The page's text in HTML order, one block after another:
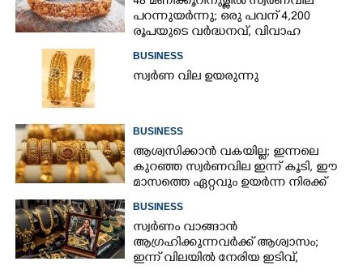
പറന്നുയർന്നു; ഒരു പവന് 4,200
രൂപയുടെ വർദ്ധനവ്, വിവാഹ
BUSINESS
സ്വർണ വില ഉയരുന്നു
BUSINESS
ആശ്വസിക്കാൻ വകയില്ല; ഇന്നലെ
കുറഞ്ഞ സ്വർണവില ഇന്ന് കൂടി, ഈ
മാസത്തെ ഏറ്റവും ഉയർന്ന നിരക്ക്
BUSINESS
സ്വർണം വാങ്ങാൻ
ആഗ്രഹിക്കുന്നവർക്ക് ആശ്വാസം;
ഇന്ന് വിലയിൽ നേരിയ ഇടിവ്,